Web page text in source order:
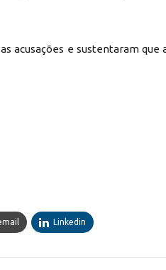
acusações e sustentaram que
Linkedin